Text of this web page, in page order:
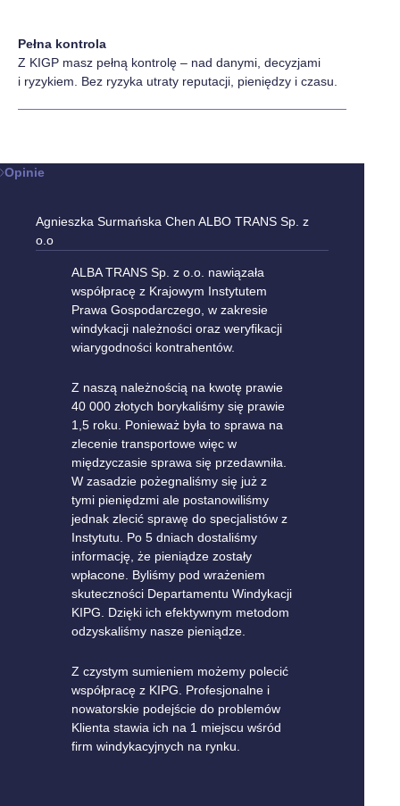
Pełna kontrola
Z KIGP masz pełną kontrolę – nad danymi, decyzjami
i ryzykiem. Bez ryzyka utraty reputacji, pieniędzy i czasu.
Opinie
Agnieszka Surmańska Chen ALBO TRANS Sp. z
o.o
ALBA TRANS Sp. z o.o. nawiązała
współpracę z Krajowym Instytutem
Prawa Gospodarczego, w zakresie
windykacji należności oraz weryfikacji
wiarygodności kontrahentów.
Z naszą należnością na kwotę prawie
40 000 złotych borykaliśmy się prawie
1,5 roku. Ponieważ była to sprawa na
zlecenie transportowe więc w
międzyczasie sprawa się przedawniła.
W zasadzie pożegnaliśmy się już z
tymi pieniędzmi ale postanowiliśmy
jednak zlecić sprawę do specjalistów z
Instytutu. Po 5 dniach dostaliśmy
informację, że pieniądze zostały
wpłacone. Byliśmy pod wrażeniem
skuteczności Departamentu Windykacji
KIPG. Dzięki ich efektywnym metodom
odzyskaliśmy nasze pieniądze.
Z czystym sumieniem możemy polecić
współpracę z KIPG. Profesjonalne i
nowatorskie podejście do problemów
Klienta stawia ich na 1 miejscu wśród
firm windykacyjnych na rynku.